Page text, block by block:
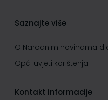
Saznajte više
O Narodnim novinama
Opći uvjeti korištenja
Kontakt informacije